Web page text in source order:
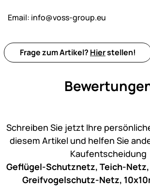
Email: info@voss-group.eu
Frage zum Artikel? Hierstellen!
Schreiben Sie jetzt Ihre
diesem Artikel und helfen Sie
Kaufentscheidung
Geflügel-Schutznetz, Teich-
Greifvogelschutz-Netz,